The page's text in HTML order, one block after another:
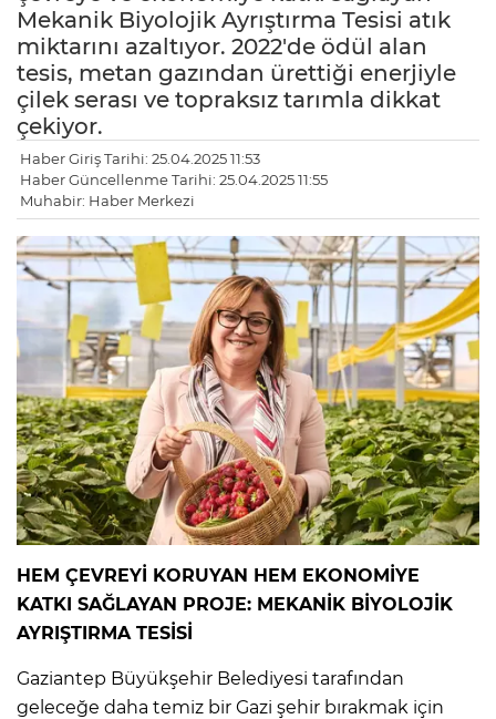
Mekanik Biyolojik Ayrıştırma Tesisi atık
miktarını azaltıyor. 2022'de ödül alan
tesis, metan gazından ürettiği enerjiyle
çilek serası ve topraksız tarımla dikkat
çekiyor.
Haber Giriş Tarihi: 25.04.2025 11:53
Haber Güncellenme Tarihi: 25.04.2025 11:55
Muhabir: Haber Merkezi
HEM ÇEVREYİ KORUYAN HEM EKONOMİYE
KATKI SAĞLAYAN PROJE: MEKANİK BİYOLOJİK
AYRIŞTIRMA TESİSİ
Gaziantep Büyükşehir Belediyesi tarafından
geleceğe daha temiz bir Gazi şehir bırakmak için